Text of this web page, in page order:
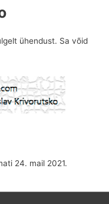
ühendust. Sa võid
24. mail 2021.